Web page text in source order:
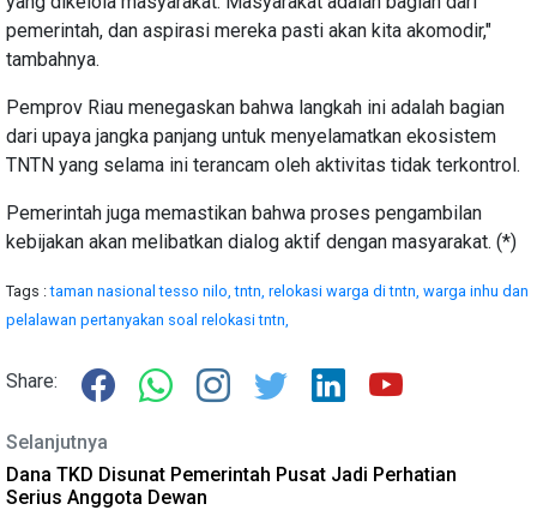
pemerintah, dan aspirasi mereka pasti akan kita akomodir,"
tambahnya.
Pemprov Riau menegaskan bahwa langkah ini adalah bagian
dari upaya jangka panjang untuk menyelamatkan ekosistem
TNTN yang selama ini terancam oleh aktivitas tidak terkontrol.
Pemerintah juga memastikan bahwa proses pengambilan
kebijakan akan melibatkan dialog aktif dengan masyarakat. (*)
Tags :taman nasional tesso nilo,tntn, relokasi warga di tntn, warga inhu dan
pelalawan pertanyakan soal relokasi tntn,
Share:
Selanjutnya
Dana TKD Disunat Pemerintah Pusat Jadi Perhatian
Serius Anggota Dewan